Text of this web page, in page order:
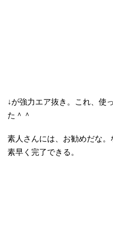
↓が強力エア抜き。これ、使
た＾＾
素人さんには、お勧めだな。
素早く完了できる。